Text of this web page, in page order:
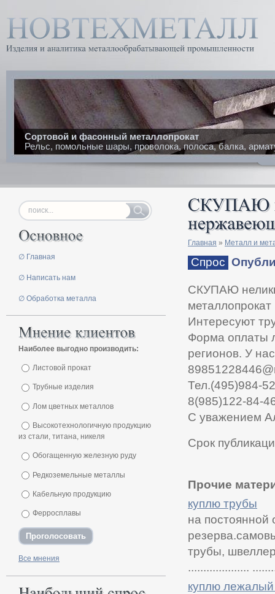
Сортовой и фасонный металлопрокат
Рельс, помольные шары, проволока, полоса, балка,
Главная » Металл и
Спрос
СКУПАЮ
Интересуют
Форма оплаты
регионов. У
Тел.(495)984-
8(985)122-84-
С уважением
Срок
Прочие
куплю трубы
на постоянной
трубы,
....................
куплю лежалый
∅ Главная
∅ Написать нам
∅ Обработка металла
Наиболее выгодно производить:
Листовой прокат
Трубные изделия
Лом цветных металлов
Высокотехнологичную продукцию
из стали, титана, никеля
Обогащенную железную руду
Редкоземельные металлы
Кабельную продукцию
Ферросплавы
Все мнения